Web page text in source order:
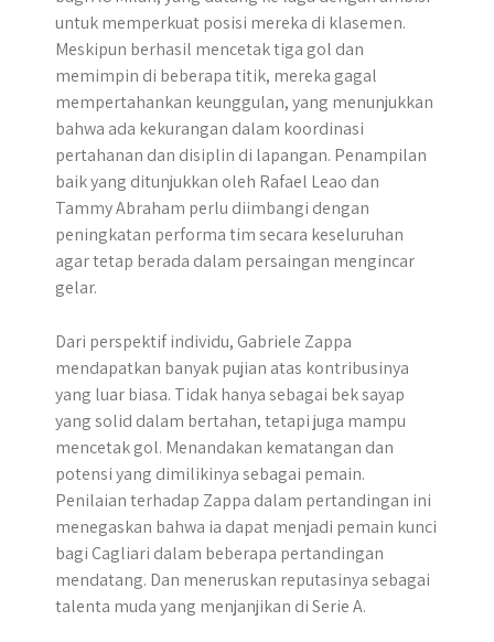
untuk memperkuat posisi mereka di klasemen.
Meskipun berhasil mencetak tiga gol dan
memimpin di beberapa titik, mereka gagal
mempertahankan keunggulan, yang menunjukkan
bahwa ada kekurangan dalam koordinasi
pertahanan dan disiplin di lapangan. Penampilan
baik yang ditunjukkan oleh Rafael Leao dan
Tammy Abraham perlu diimbangi dengan
peningkatan performa tim secara keseluruhan
agar tetap berada dalam persaingan mengincar
gelar.
Dari perspektif individu, Gabriele Zappa
mendapatkan banyak pujian atas kontribusinya
yang luar biasa. Tidak hanya sebagai bek sayap
yang solid dalam bertahan, tetapi juga mampu
mencetak gol. Menandakan kematangan dan
potensi yang dimilikinya sebagai pemain.
Penilaian terhadap Zappa dalam pertandingan ini
menegaskan bahwa ia dapat menjadi pemain kunci
bagi Cagliari dalam beberapa pertandingan
mendatang. Dan meneruskan reputasinya sebagai
talenta muda yang menjanjikan di Serie A.